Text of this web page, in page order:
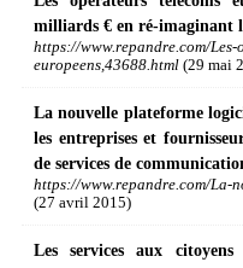
milliards € en ré-imaginant
https://www.repandre.com/Les-
europeens,43688.html (29 mai
La nouvelle plateforme
les entreprises et
de services de
https://www.repandre.com/La-
(27 avril 2015)
Les services aux